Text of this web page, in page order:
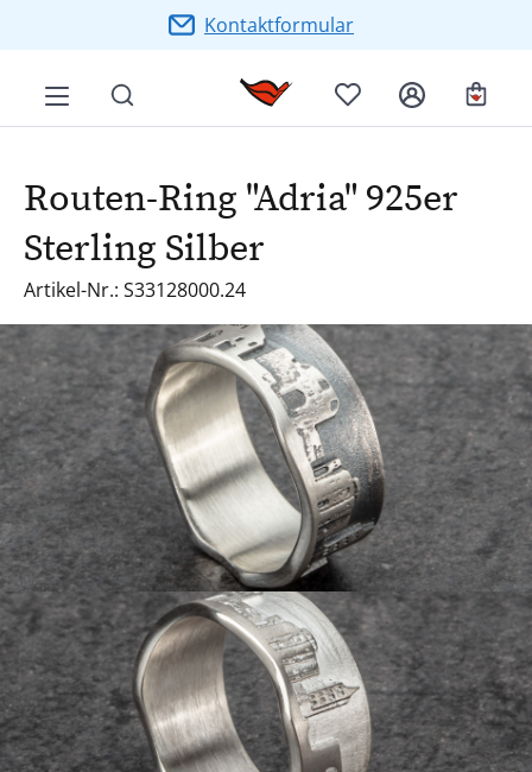
Zum Hauptinhalt springenKontaktformular
Routen-Ring "Adria" 925er
Sterling Silber
Artikel-Nr.: S33128000.24
Bildergalerie überspringen